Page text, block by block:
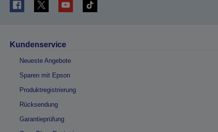
Kundenservice
Neueste Angebote
Sparen mit Epson
Produktregistrierung
Rücksendung
Garantieprüfung